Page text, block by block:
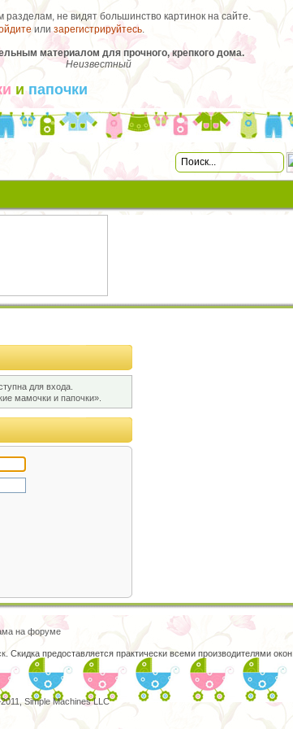
не видят большинство картинок на сайте.
илизарегистрируйтесь.
материалом для прочного, крепкого дома.
Неизвестный
ипапочки
для входа.
мамочки и папочки».
на форуме
. Скидка предоставляется практически всеми производителями окон.
Simple Machines LLC